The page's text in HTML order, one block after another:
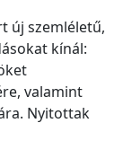
új szemléletű,
kínál:
valamint
Nyitottak